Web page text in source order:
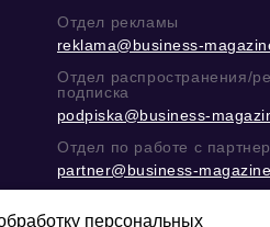
Отдел рекламы
reklama@business-
Отдел распространения/
подписка
podpiska@business-
Отдел по работе с
partner@business-
@mazovилиMAX
персональных